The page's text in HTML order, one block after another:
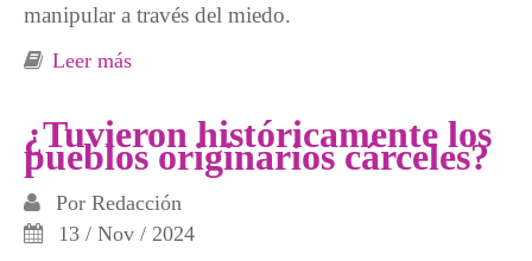
manipular a través del miedo.
Leer más
¿Tuvieron históricamente los
pueblos originarios cárceles?
Por Redacción
13 / Nov / 2024